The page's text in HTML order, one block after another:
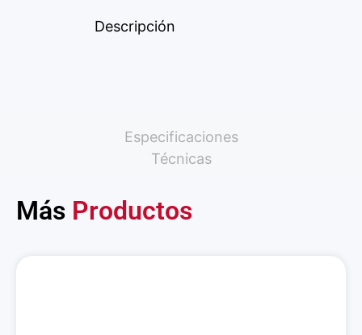
Descripción
Especificaciones
Técnicas
Más Productos